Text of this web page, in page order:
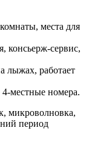
места для
консьерж-сервис,
лыжах, работает
местные номера.
микроволновка,
период